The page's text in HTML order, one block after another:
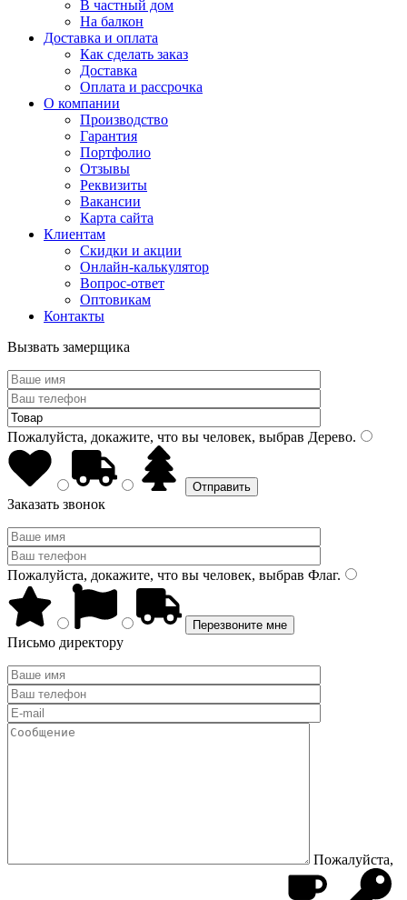
В частный дом
На балкон
Доставка и оплата
Как сделать заказ
Доставка
Оплата и рассрочка
О компании
Производство
Гарантия
Портфолио
Отзывы
Реквизиты
Вакансии
Карта сайта
Клиентам
Скидки и акции
Онлайн-калькулятор
Вопрос-ответ
Оптовикам
Контакты
Вызвать замерщика
Пожалуйста, докажите, что вы человек, выбрав Дерево.
Заказать звонок
Пожалуйста, докажите, что вы человек, выбрав Флаг.
Письмо директору
Пожалуйста,